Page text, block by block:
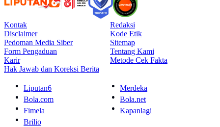
Kontak
Redaksi
Disclaimer
Kode Etik
Pedoman Media Siber
Sitemap
Form Pengaduan
Tentang Kami
Karir
Metode Cek Fakta
Hak Jawab dan Koreksi Berita
Liputan6
Merdeka
Bola.com
Bola.net
Fimela
Kapanlagi
Brilio